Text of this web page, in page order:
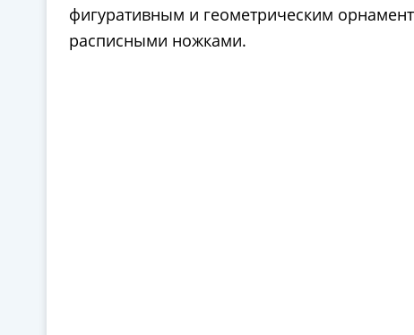
фигуративным и геометрическим
расписными ножками.